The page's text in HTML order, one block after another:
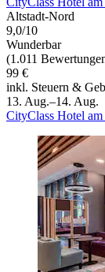
Altstadt-Nord
9,0/10
Wunderbar
(1.011
99 €
inkl. Steuern &
13. Aug.–14. Aug.
CityClass Hotel